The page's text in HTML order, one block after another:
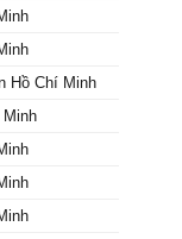
Hồ Chí Minh
Minh